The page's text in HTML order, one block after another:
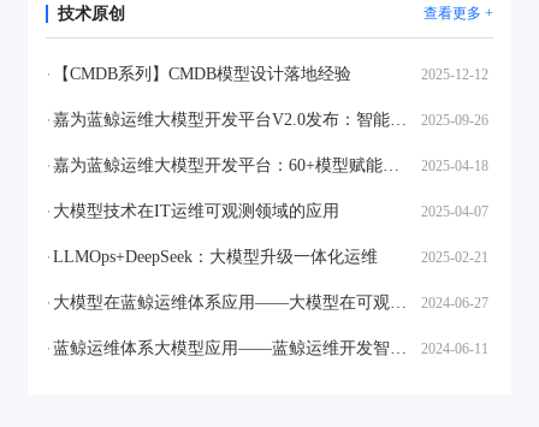
技术原创 查看更多 +
【CMDB系列】CMDB模型设计落地经验 2025-12-12
嘉为蓝鲸运维大模型开发平台V2.0发布：智能体升级，支持MCP，运维大模型全场景落地 2025-09-26
嘉为蓝鲸运维大模型开发平台：60+模型赋能全生命周期智能运维 2025-04-18
大模型技术在IT运维可观测领域的应用 2025-04-07
LLMOps+DeepSeek：大模型升级一体化运维 2025-02-21
2024-06-27
2024-06-11